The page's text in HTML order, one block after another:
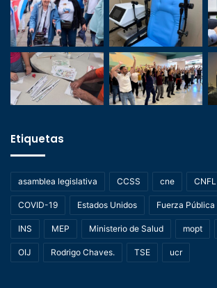
Etiquetas
asamblea legislativa CCSS cne CNFL
COVID-19 Estados Unidos Fuerza Pública
INS MEP Ministerio de Salud mopt
OIJ Rodrigo Chaves. TSE ucr